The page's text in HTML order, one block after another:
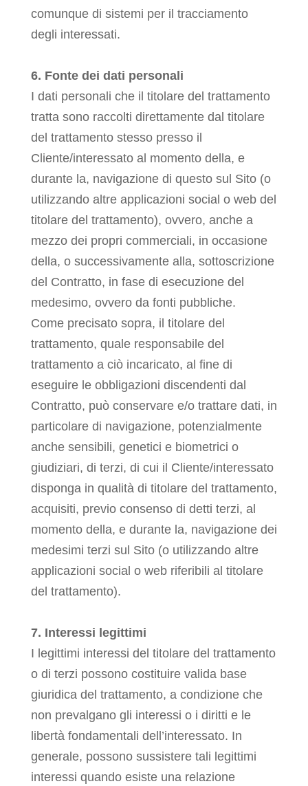
comunque di sistemi per il tracciamento
degli interessati.
6. Fonte dei dati personali
I dati personali che il titolare del trattamento
tratta sono raccolti direttamente dal titolare
del trattamento stesso presso il
Cliente/interessato al momento della, e
durante la, navigazione di questo sul Sito (o
utilizzando altre applicazioni social o web del
titolare del trattamento), ovvero, anche a
mezzo dei propri commerciali, in occasione
della, o successivamente alla, sottoscrizione
del Contratto, in fase di esecuzione del
medesimo, ovvero da fonti pubbliche.
Come precisato sopra, il titolare del
trattamento, quale responsabile del
trattamento a ciò incaricato, al fine di
eseguire le obbligazioni discendenti dal
Contratto, può conservare e/o trattare dati, in
particolare di navigazione, potenzialmente
anche sensibili, genetici e biometrici o
giudiziari, di terzi, di cui il Cliente/interessato
disponga in qualità di titolare del trattamento,
acquisiti, previo consenso di detti terzi, al
momento della, e durante la, navigazione dei
medesimi terzi sul Sito (o utilizzando altre
applicazioni social o web riferibili al titolare
del trattamento).
7. Interessi legittimi
I legittimi interessi del titolare del trattamento
o di terzi possono costituire valida base
giuridica del trattamento, a condizione che
non prevalgano gli interessi o i diritti e le
libertà fondamentali dell’interessato. In
generale, possono sussistere tali legittimi
interessi quando esiste una relazione